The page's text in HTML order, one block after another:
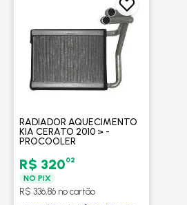
RADIADOR AQUECIMENTO
KIA CERATO 2010 > -
PROCOOLER
R$ 32002
NO PIX
R$ 336,86 no cartão